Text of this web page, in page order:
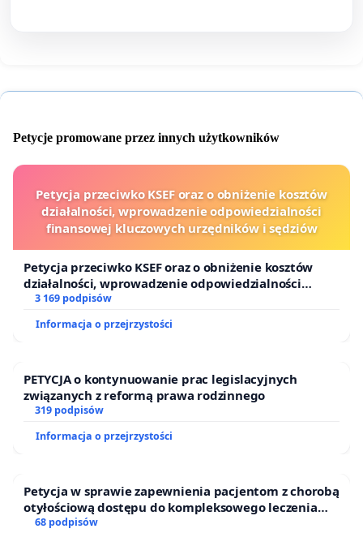
Petycje promowane przez innych użytkowników
Petycja przeciwko KSEF oraz o obniżenie kosztów
działalności, wprowadzenie odpowiedzialności
finansowej kluczowych urzędników i sędziów
Petycja przeciwko KSEF oraz o obniżenie kosztów
działalności, wprowadzenie odpowiedzialności
finansowej kluczowych urzędników i sędziów
3 169 podpisów
Informacja o przejrzystości
PETYCJA o kontynuowanie prac legislacyjnych
związanych z reformą prawa rodzinnego
319 podpisów
Informacja o przejrzystości
Petycja w sprawie zapewnienia pacjentom z chorobą
otyłościową dostępu do kompleksowego leczenia
oraz programów profilaktycznych.
68 podpisów